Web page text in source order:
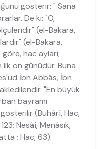
gösterir: " Sana
De ki: "O,
(el-Bakara,
(el-Bakara,
hac ayları;
ilk on günüdür. Buna
İbn Abbâs, İbn
"En büyük
bayramı
(Buhârî, Hac,
Nesâî, Menâsik,
; Hac, 63).